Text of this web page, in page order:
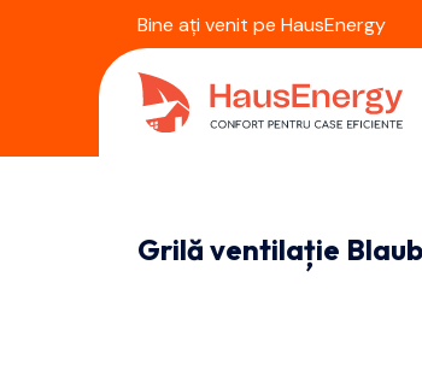
Bine ați venit pe HausEnergy
Grilă ventilație